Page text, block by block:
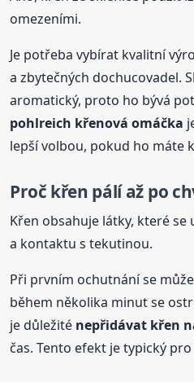
omezeními.
Je potřeba vybírat kvalitní
a zbytečných dochucovadel.
aromatický, proto ho bývá
pohlreich křenová omáčka
lepší volbou, pokud ho máte
Proč křen pálí až po
Křen obsahuje látky, které
a kontaktu s tekutinou.
Při prvním ochutnání se
během několika minut se
je důležité nepřidávat křen
čas. Tento efekt je typický